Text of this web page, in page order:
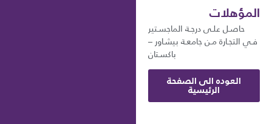
المؤهلات
حاصـل علـى درجـة الماجسـتير
فـي التجـارة مـن جامعـة بيشـاور –
باكسـتان
العوده الى الصفحة
الرئيسية